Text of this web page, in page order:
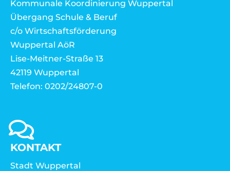
Kommunale Koordinierung Wuppertal
Übergang Schule & Beruf
c/o Wirtschaftsförderung
Wuppertal AöR
Lise-Meitner-Straße 13
42119 Wuppertal
Telefon: 0202/24807-0
KONTAKT
Stadt Wuppertal